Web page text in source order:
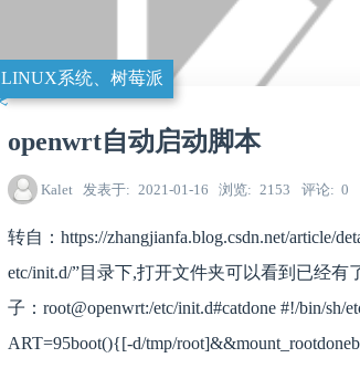
LINUX系统、树莓派
openwrt自动启动脚本
Kalet 发表于 2021-01-16 浏览 2153 评论 0
转自：https://zhangjianfa.blog.csdn.net/article/
etc/init.d/”目录下,打开文件夹可以看到已经
子：root@openwrt:/etc/init.d#catdone #!/bin/sh/
ART=95boot(){[-d/tmp/